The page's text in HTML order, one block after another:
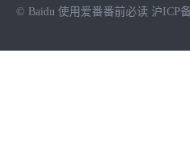
© Baidu 使用爱番番前必读 沪ICP